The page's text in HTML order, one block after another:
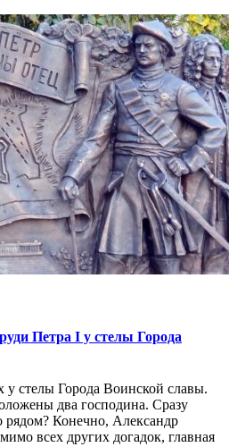
Петра I у cтелы Города
у стелы Города Воинской славы.
два господина. Сразу
рядом? Конечно, Александр
всех других догадок, главная